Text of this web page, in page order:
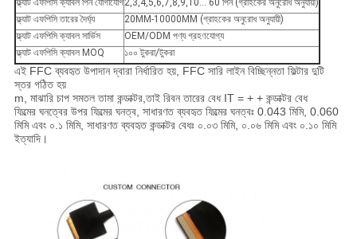
ফ্ল্যাট এফপিসি ক্যাবল পিন যোগাযোগ2,3,4,5,6,7,8,9,10... 60 পিন (গ্রাহকের অনুরোধ অনুযায়ী)
ফ্ল্যাট এফপিসি তারের দৈর্ঘ্য
20MM-10000MM (গ্রাহকের অনুরোধ অনুযায়ী)
ফ্ল্যাট এফপিসি ক্যাবল সার্ভিস
OEM/ODM পণ্য গ্রহণযোগ্য
ফ্ল্যাট এফপিসি ক্যাবল MOQ
১০০ টুকরা/টুকরা
এই FFC ব্যবহৃত উপাদান দ্বারা নির্ধারিত হয়, FFC সারি লাইন বিচ্ছিন্নতা ফিল্টার দুটি
স্তর গঠিত হয়
m, মাঝারি চাপ সমতল তামা কন্ডাক্টর,তাই রিবন তারের বেধ IT = + + কন্ডাক্টর বেধ
ফিল্মের ঘনত্বের উপর ফিল্মের ঘনত্ব, সাধারণত ব্যবহৃত ফিল্মের ঘনত্বঃ 0.043 মিমি, 0.060
মিমি এবং ০.১ মিমি, সাধারণত ব্যবহৃত কন্ডাক্টর বেধঃ ০.০৩ মিমি, ০.০৬ মিমি এবং ০.১০ মিমি
ইত্যাদি।